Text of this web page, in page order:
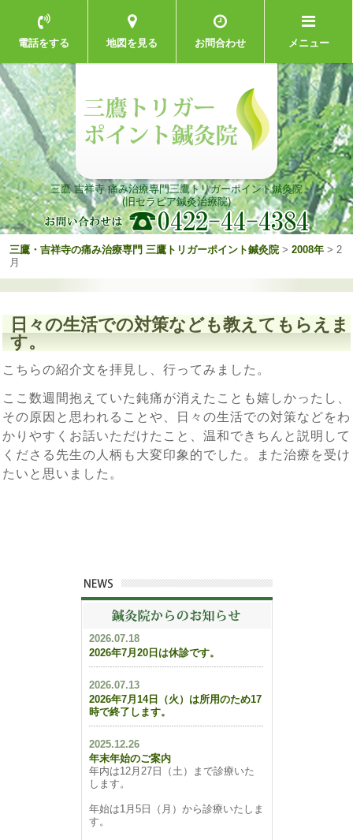
電話をする 地図を見る お問合わせ メニュー
三鷹 吉祥寺 痛み治療専門三鷹トリガーポイント鍼灸院
(旧セラピア鍼灸治療院)
三鷹・吉祥寺の痛み治療専門 三鷹トリガーポイント鍼灸院 > 2008年 > 2
月
日々の生活での対策なども教えてもらえま
す。
こちらの紹介文を拝見し、行ってみました。
ここ数週間抱えていた鈍痛が消えたことも嬉しかったし、
その原因と思われることや、日々の生活での対策などをわ
かりやすくお話いただけたこと、温和できちんと説明して
くださる先生の人柄も大変印象的でした。また治療を受け
たいと思いました。
2026.07.18
2026年7月20日は休診です。
2026.07.13
2026年7月14日（火）は所用のため17
時で終了します。
2025.12.26
年末年始のご案内
年内は12月27日（土）まで診療いた
します。
年始は1月5日（月）から診療いたしま
す。